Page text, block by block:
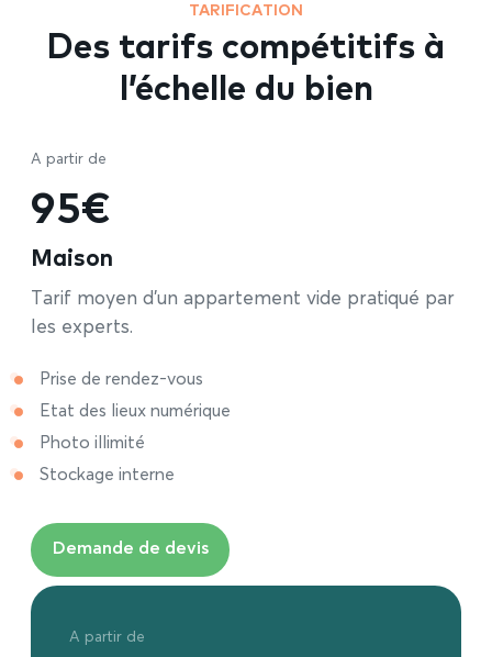
TARIFICATION
Des tarifs compétitifs à
l’échelle du bien
A partir de
95€
Maison
Tarif moyen d’un appartement vide pratiqué par
les experts.
Prise de rendez-vous
Etat des lieux numérique
Photo illimité
Stockage interne
Demande de devis
A partir de